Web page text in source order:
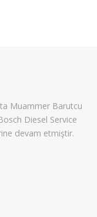
ta Muammer Barutcu
Diesel Service
devam etmiştir.